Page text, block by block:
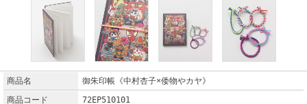
商品名
御朱印帳《中村杏子×倭物やカヤ》
商品コード
72EP510101